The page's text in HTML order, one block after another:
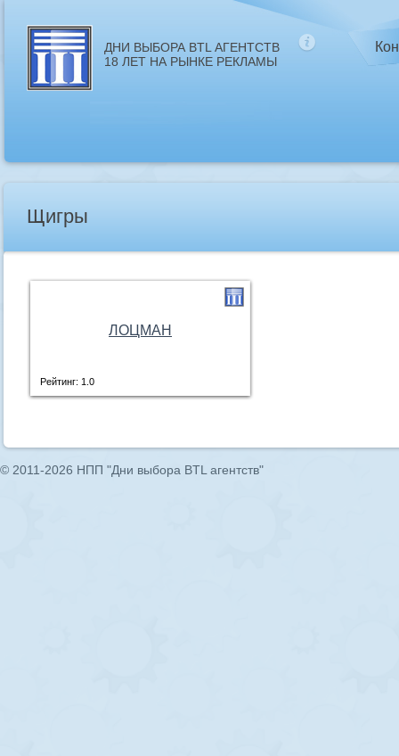
ДНИ ВЫБОРА BTL АГЕНТСТВ
18 ЛЕТ НА РЫНКЕ РЕКЛАМЫ
Щигры
ЛОЦМАН
Рейтинг: 1.0
© 2011-2026 НПП "Дни выбора BTL агентств"